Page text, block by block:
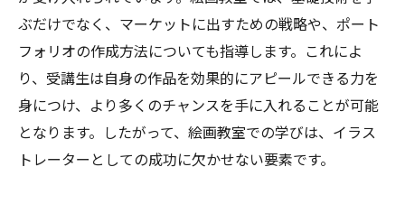
ぶだけでなく、マーケットに出すための戦略や、ポート
フォリオの作成方法についても指導します。これによ
り、受講生は自身の作品を効果的にアピールできる力を
身につけ、より多くのチャンスを手に入れることが可能
となります。したがって、絵画教室での学びは、イラス
トレーターとしての成功に欠かせない要素です。